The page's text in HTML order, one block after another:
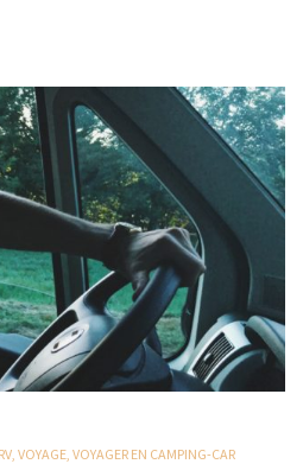
RV, VOYAGE, VOYAGER EN CAMPING-CAR